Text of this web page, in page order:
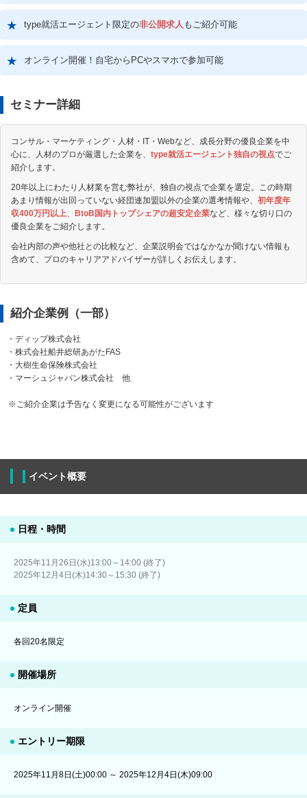
type就活エージェント限定の非公開求人 もご紹介可能
オンライン開催！自宅からPCやスマホで参加可能
セミナー詳細
コンサル・マーケティング・人材・IT・Webなど、成長分野の優良企業を中
心に、人材のプロが厳選した企業を、 type就活エージェント独自の視点でご
紹介します。
20年以上にわたり人材業を営む弊社が、独自の視点で企業を選定。この時期
あまり情報が出回っていない経団連加盟以外の企業の選考情報や、 初年度年
収400万円以上、 BtoB国内トップシェアの超安定企業など、様々な切り口の
優良企業をご紹介します。
会社内部の声や他社との比較など、企業説明会ではなかなか聞けない情報も
含めて、プロのキャリアアドバイザーが詳しくお伝えします。
紹介企業例（一部）
・ディップ株式会社
・株式会社船井総研あがたFAS
・大樹生命保険株式会社
・マーシュジャパン株式会社 他
※ご紹介企業は予告なく変更になる可能性がございます
イベント概要
日程・時間
2025年11月26日(水)13:00～14:00 (終了)
2025年12月4日(木)14:30～15:30 (終了)
定員
各回20名限定
開催場所
オンライン開催
エントリー期限
2025年11月8日(土)00:00 ～ 2025年12月4日(木)09:00